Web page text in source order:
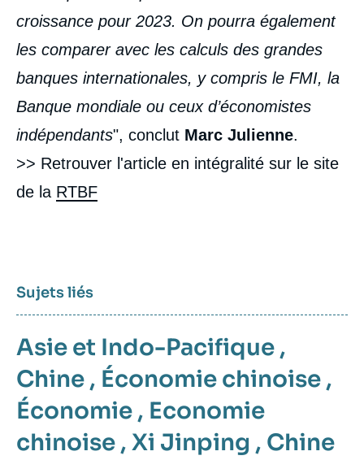
croissance pour 2023. On pourra également
les comparer avec les calculs des grandes
banques internationales, y compris le FMI, la
Banque mondiale ou ceux d’économistes
indépendants", conclut Marc Julienne.
>> Retrouver l'article en intégralité sur le site
de la RTBF
Sujets liés
Asie et Indo-Pacifique ,
Chine , Économie chinoise ,
Économie , Economie
chinoise , Xi Jinping , Chine